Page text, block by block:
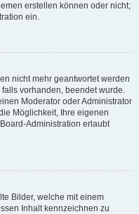
erstellen können oder nicht;
ein.
nicht mehr geantwortet werden
vorhanden, beendet wurde.
Moderator oder Administrator
Möglichkeit, Ihre eigenen
Administration erlaubt
Bilder, welche mit einem
Inhalt kennzeichnen zu